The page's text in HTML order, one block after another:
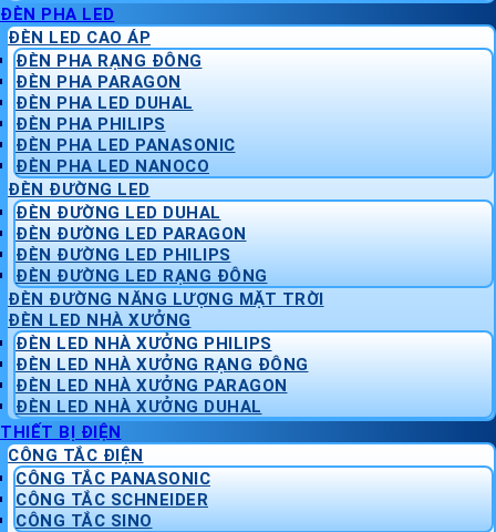
ĐÈN PHA LED
ĐÈN LED CAO ÁP
ĐÈN PHA RẠNG ĐÔNG
ĐÈN PHA PARAGON
ĐÈN PHA LED DUHAL
ĐÈN PHA PHILIPS
ĐÈN PHA LED PANASONIC
ĐÈN PHA LED NANOCO
ĐÈN ĐƯỜNG LED
ĐÈN ĐƯỜNG LED DUHAL
ĐÈN ĐƯỜNG LED PARAGON
ĐÈN ĐƯỜNG LED PHILIPS
ĐÈN ĐƯỜNG LED RẠNG ĐÔNG
ĐÈN ĐƯỜNG NĂNG LƯỢNG MẶT TRỜI
ĐÈN LED NHÀ XƯỞNG
ĐÈN LED NHÀ XƯỞNG PHILIPS
ĐÈN LED NHÀ XƯỞNG RẠNG ĐÔNG
ĐÈN LED NHÀ XƯỞNG PARAGON
ĐÈN LED NHÀ XƯỞNG DUHAL
THIẾT BỊ ĐIỆN
CÔNG TẮC ĐIỆN
CÔNG TẮC PANASONIC
CÔNG TẮC SCHNEIDER
CÔNG TẮC SINO